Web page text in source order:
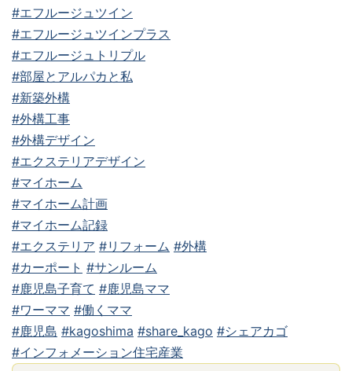
#エフルージュツイン
#エフルージュツインプラス
#エフルージュトリプル
#部屋とアルパカと私
#新築外構
#外構工事
#外構デザイン
#エクステリアデザイン
#マイホーム
#マイホーム計画
#マイホーム記録
#エクステリア #リフォーム #外構
#カーポート #サンルーム
#鹿児島子育て #鹿児島ママ
#ワーママ #働くママ
#鹿児島 #kagoshima #share_kago #シェアカゴ
#インフォメーション住宅産業